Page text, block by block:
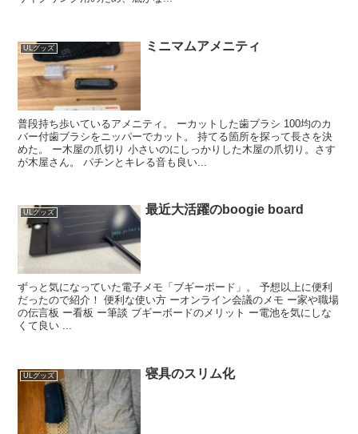
ULグッズ ミニマムアメニティ
普段持ち歩いているアメニティ。 ーカットした歯ブラシ 100均のカ
バー付歯ブラシをニッパーでカット。 持てる箇所を探って長さを決
めた。 ー木屋の爪切り 小さいのにしっかりした木屋の爪切り。さす
が木屋さん。 パチンとキレる音も良い...
ULグッズ 最近大活躍のboogie board
ずっと気になっていた電子メモ「ブギーボード」。 予想以上に便利
だったので紹介！ 便利な使い方 ーオンライン会議のメモ ー家や職場
の伝言板 ー看板 ー筆談 ブギーボードのメリット ー電池を気にしな
くて良い ...
ULグッズ 寝具のスリム化